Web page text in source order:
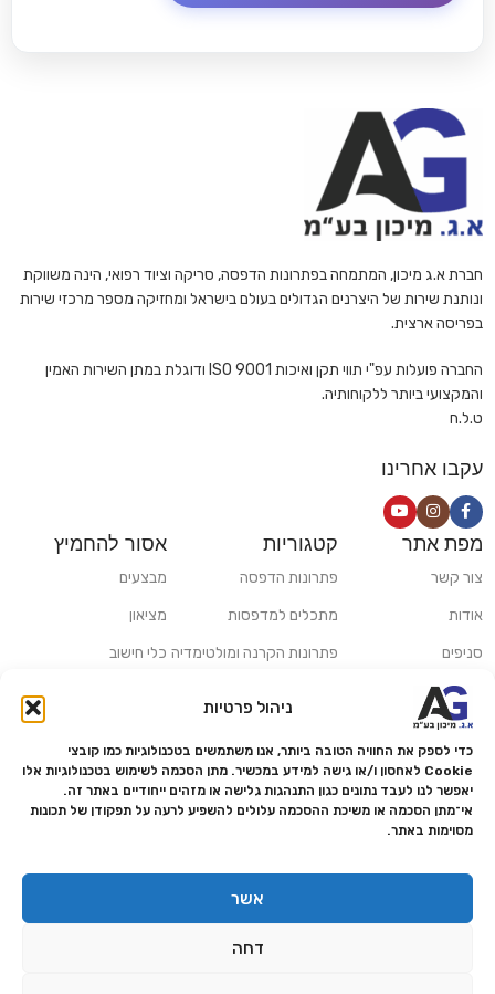
ניהול פרטיות
כדי לספק את החוויה הטובה ביותר, אנו משתמשים בטכנולוגיות כמו קובצי
Cookie לאחסון ו/או גישה למידע במכשיר. מתן הסכמה לשימוש בטכנולוגיות אלו
יאפשר לנו לעבד נתונים כגון התנהגות גלישה או מזהים ייחודיים באתר זה.
אי־מתן הסכמה או משיכת ההסכמה עלולים להשפיע לרעה על תפקודן של תכונות
מסוימות באתר.
אשר
דחה
חברת א.ג מיכון, המתמחה בפתרונות הדפסה, סריקה וציוד רפואי, הינה משווקת
ונותנת שירות של היצרנים הגדולים בעולם בישראל ומחזיקה מספר מרכזי שירות
בפריסה ארצית.
החברה פועלות עפ"י תווי תקן ואיכות ISO 9001 ודוגלת במתן השירות האמין
והמקצועי ביותר ללקוחותיה.
ט.ל.ח
עקבו אחרינו
מפת אתר
צור קשר
אודות
סניפים
משלוחים ואיסוף עצמי
מדריכים ומאמרים
מותגים
מעבדת תיקונים
הצהרת נגישות
מדיניות פרטיות
מדיניות החזרות והחזרים
קטגוריות
פתרונות הדפסה
מתכלים למדפסות
פתרונות הקרנה ומולטימדיה
פתרונות למגזר הרפואי
אסור להחמיץ
מבצעים
מציאון
כלי חישוב